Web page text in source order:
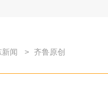
闻 > 齐鲁原创